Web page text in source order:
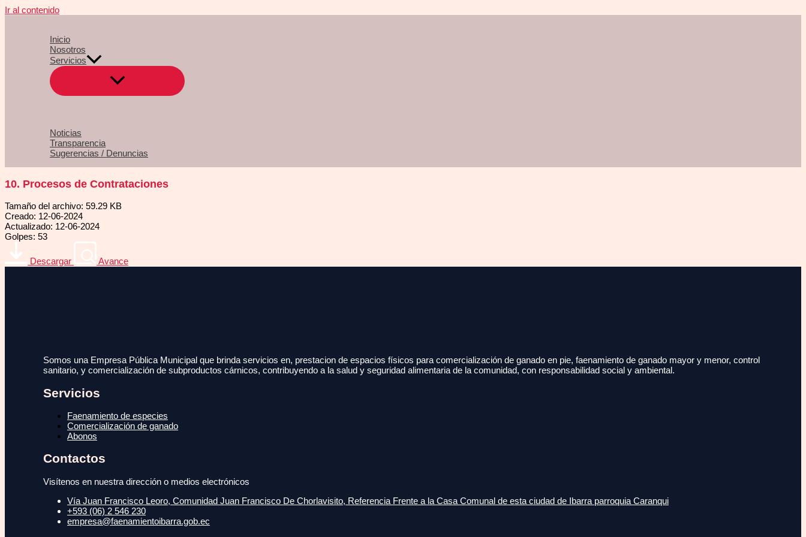
Ir al contenido
Inicio
Nosotros
Servicios
Noticias
Transparencia
Sugerencias / Denuncias
10. Procesos de Contrataciones
Tamaño del archivo: 59.29 KB
Creado: 12-06-2024
Actualizado: 12-06-2024
Golpes: 53
Descargar Avance
Somos una Empresa Pública Municipal que brinda servicios en, prestacion de espacios físicos para comercialización de ganado en pie, faenamiento de ganado mayor y menor, control
sanitario, y comercialización de subproductos cárnicos, contribuyendo a la salud y seguridad alimentaria de la comunidad, con responsabilidad social y ambiental.
Servicios
Faenamiento de especies
Comercialización de ganado
Abonos
Contactos
Visítenos en nuestra dirección o medios electrónicos
Vía Juan Francisco Leoro, Comunidad Juan Francisco De Chorlavisito, Referencia Frente a la Casa Comunal de esta ciudad de Ibarra parroquia Caranqui
+593 (06) 2 546 230
empresa@faenamientoibarra.gob.ec